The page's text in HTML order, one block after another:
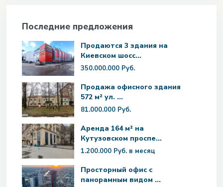
Последние предложения
Продаются 3 здания на
Киевском шосс...
350.000.000 Руб.
Продажа офисного здания
572 м² ул. ...
81.000.000 Руб.
Аренда 164 м² на
Кутузовском проспе...
1.200.000 Руб. в месяц
Просторный офис с
панорамным видом ...